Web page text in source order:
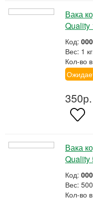
Вака
Quality
Код:
Вес: 1
Кол-во
Вака
Quality
Код:
Вес:
Кол-во